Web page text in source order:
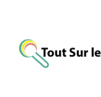
contenu